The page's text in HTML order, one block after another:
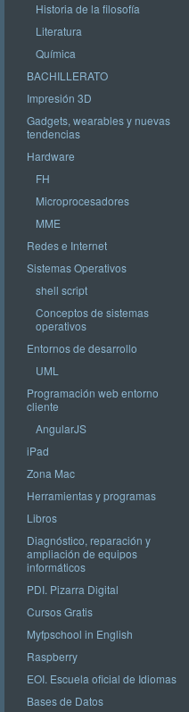
Historia de la filosofía
Literatura
Química
BACHILLERATO
Impresión 3D
Gadgets, wearables y nuevas
tendencias
Hardware
FH
Microprocesadores
MME
Redes e Internet
Sistemas Operativos
shell script
Conceptos de sistemas
operativos
Entornos de desarrollo
UML
Programación web entorno
cliente
AngularJS
iPad
Zona Mac
Herramientas y programas
Libros
Diagnóstico, reparación y
ampliación de equipos
informáticos
PDI. Pizarra Digital
Cursos Gratis
Myfpschool in English
Raspberry
EOI. Escuela oficial de Idiomas
Bases de Datos